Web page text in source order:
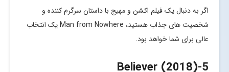
اگر به دنبال یک فیلم اکشن و مهیج با داستان سرگرم کننده و
شخصیت های جذاب هستید، Man from Nowhere یک انتخاب
عالی برای شما خواهد بود.
5
-Believer (2018)